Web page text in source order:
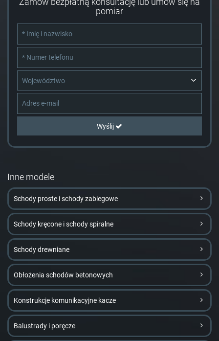
pomiar
Województwo
Wyślij
Inne modele
Schody proste i schody zabiegowe
Schody kręcone i schody spiralne
Schody drewniane
Obłożenia schodów betonowych
Konstrukcje komunikacyjne kacze
Balustrady i poręcze